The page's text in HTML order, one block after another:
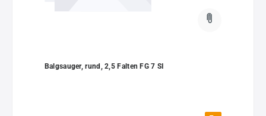
Balgsauger, rund, 2,5 Falten FG 7 SI